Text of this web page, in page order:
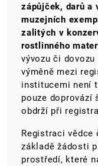
zápůjček, darů a
muzejních
zalitých v
rostlinného
vývozu či
výměně mezi
institucemi není
pouze doprovází
obdrží při
Registraci vědce
základě žádosti
prostředí, které